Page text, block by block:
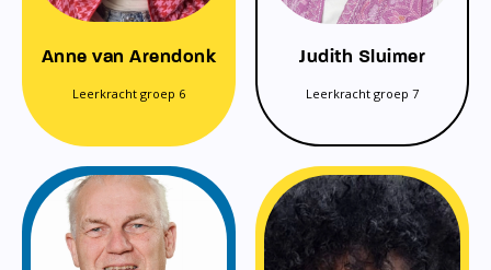
Anne van Arendonk
Leerkracht groep 6
Judith Sluimer
Leerkracht groep 7